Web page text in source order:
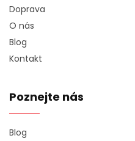
Doprava
O nás
Blog
Kontakt
Poznejte nás
Blog